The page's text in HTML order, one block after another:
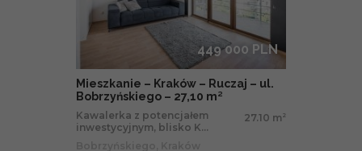
449 000 PLN
Mieszkanie – Kraków – Ruczaj – ul.
Bobrzyńskiego – 27,10 m²
Kawalerka z potencjałem
inwestycyjnym, blisko K...
27.10 m 2